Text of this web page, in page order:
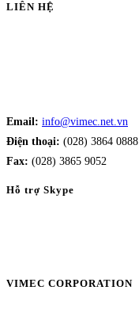
LIÊN HỆ
Email: info@vimec.net.vn
Điện thoại: (028) 3864 0888
Fax: (028) 3865 9052
Hỗ trợ Skype
VIMEC CORPORATION